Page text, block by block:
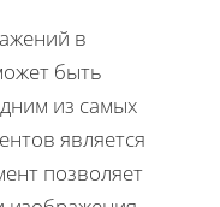
в
быть
из самых
является
позволяет